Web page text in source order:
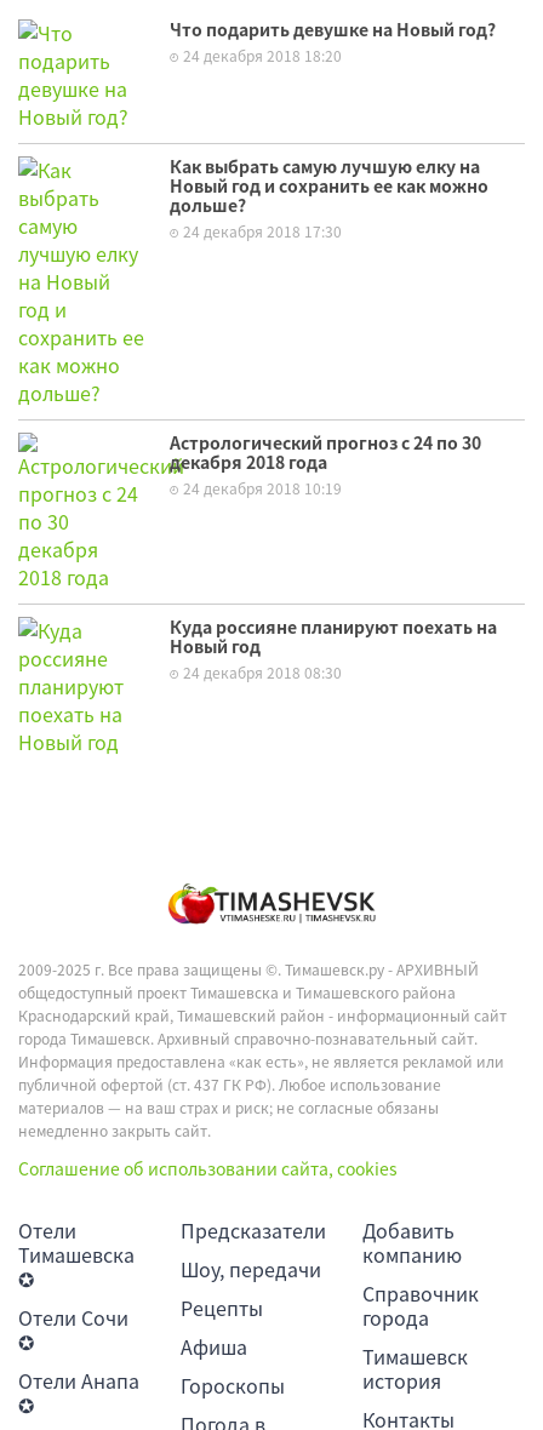
Что подарить девушке на Новый год?
24 декабря 2018 18:20
Как выбрать самую лучшую елку на
Новый год и сохранить ее как можно
дольше?
24 декабря 2018 17:30
Астрологический прогноз с 24 по 30
декабря 2018 года
24 декабря 2018 10:19
Куда россияне планируют поехать на
Новый год
24 декабря 2018 08:30
2009-2025 г. Все права защищены ©.Тимашевск.ру - АРХИВНЫЙ
общедоступный проект Тимашевска и Тимашевского района
Краснодарский край, Тимашевский район - информационный сайт
города Тимашевск. Архивный справочно-познавательный сайт.
Информация предоставлена «как есть», не является рекламой или
публичной офертой (ст. 437 ГК РФ). Любое использование
материалов — на ваш страх и риск; не согласные обязаны
немедленно закрыть сайт.
Соглашение об использовании сайта, cookies
Отели
Тимашевска
✪
Отели Сочи
✪
Отели Анапа
✪
Предсказатели
Шоу, передачи
Рецепты
Афиша
Гороскопы
Погода в
Добавить
компанию
Справочник
города
Тимашевск
история
Контакты